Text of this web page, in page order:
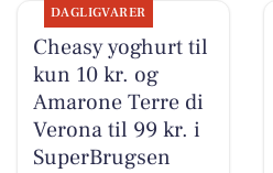
DAGLIGVARER
Cheasy yoghurt til
kun 10 kr. og
Amarone Terre di
Verona til 99 kr. i
SuperBrugsen